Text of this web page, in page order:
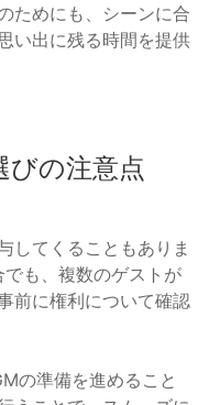
ためにも、シーンに合
い出に残る時間を提供
びの注意点
してくることもありま
も、複数のゲストが
前に権利について確認
の準備を進めること